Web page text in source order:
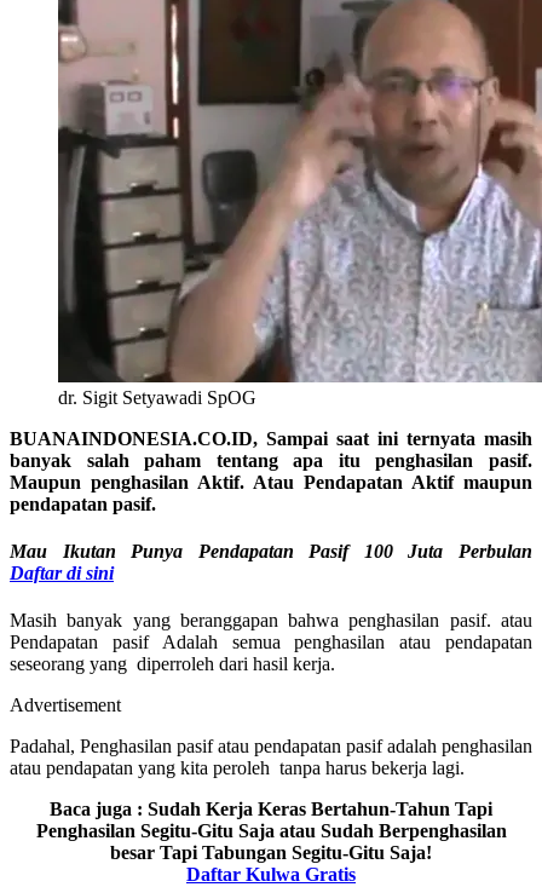
dr. Sigit Setyawadi SpOG
BUANAINDONESIA.CO.ID, Sampai saat ini ternyata masih
banyak salah paham tentang apa itu penghasilan pasif.
Maupun penghasilan Aktif. Atau Pendapatan Aktif maupun
pendapatan pasif.
Mau Ikutan Punya Pendapatan Pasif 100 Juta Perbulan
Daftardi sini
Masih banyak yang beranggapan bahwa penghasilan pasif. atau
Pendapatan pasif Adalah semua penghasilan atau pendapatan
seseorang yang diperroleh dari hasil kerja.
Advertisement
Padahal, Penghasilan pasif atau pendapatan pasif adalah penghasilan
atau pendapatan yang kita peroleh tanpa harus bekerja lagi.
Baca juga : Sudah Kerja Keras Bertahun-Tahun Tapi
Penghasilan Segitu-Gitu Saja atau Sudah Berpenghasilan
besar Tapi Tabungan Segitu-Gitu Saja!
Daftar Kulwa Gratis